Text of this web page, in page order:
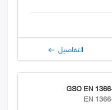
التفاصيل
GSO EN
EN